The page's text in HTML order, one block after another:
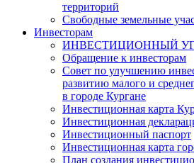
территорий
Свободные земельные
Инвесторам
ИНВЕСТИЦИОННЫЙ
Обращение к инвесторам
Совет по улучшению
развитию малого и
в городе Кургане
Инвестиционная карта
Инвестиционная
Инвестиционный паспорт
Инвестиционная карта
План создания